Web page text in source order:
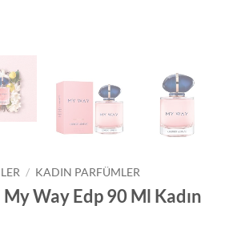
/ KADIN PARFÜMLER
Way Edp 90 Ml Kadın